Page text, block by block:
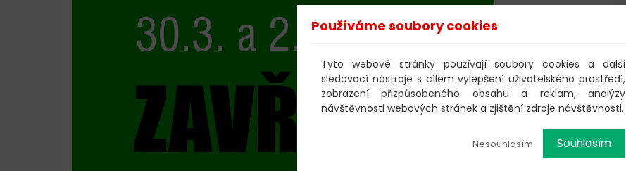
Používáme soubory cookies
Tyto webové stránky používají soubory cookies a další
sledovací nástroje s cílem vylepšení uživatelského prostředí,
zobrazení přizpůsobeného obsahu a reklam, analýzy
návštěvnosti webových stránek a zjištění zdroje návštěvnosti.
Nesouhlasím Souhlasím